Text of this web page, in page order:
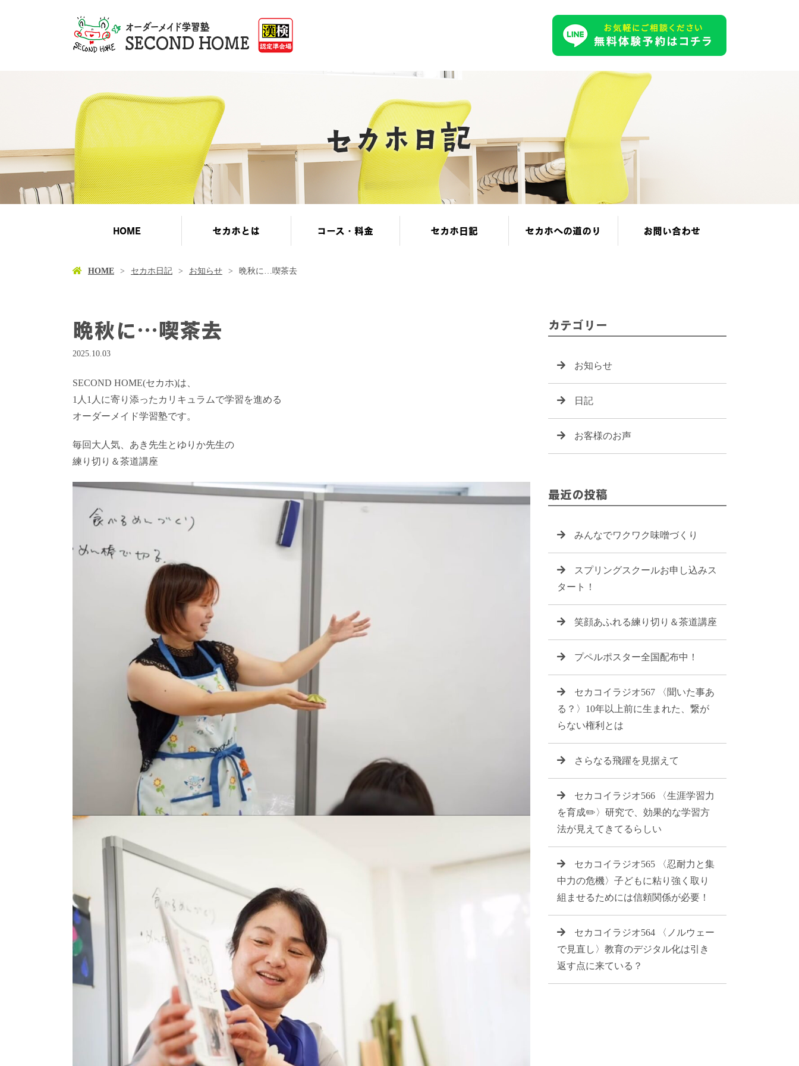
HOME セカホとは コース・料金 セカホ日記 セカホへの道のり お問い合わせ
HOME セカホ日記 お知らせ 晩秋に…喫茶去
晩秋に…喫茶去
2025.10.03
SECOND HOME(セカホ)は、
1人1人に寄り添ったカリキュラムで学習を進める
オーダーメイド学習塾です。
毎回大人気、あき先生とゆりか先生の
練り切り＆茶道講座
カテゴリー
お知らせ
日記
お客様のお声
最近の投稿
みんなでワクワク味噌づくり
スプリングスクールお申し込みス
タート！
笑顔あふれる練り切り＆茶道講座
プペルポスター全国配布中！
セカコイラジオ567 〈聞いた事あ
る？〉10年以上前に生まれた、繋が
らない権利とは
さらなる飛躍を見据えて
セカコイラジオ566 〈生涯学習力
を育成✏️〉研究で、効果的な学習方
法が見えてきてるらしい
セカコイラジオ565 〈忍耐力と集
中力の危機〉子どもに粘り強く取り
組ませるためには信頼関係が必要！
セカコイラジオ564 〈ノルウェー
で見直し〉教育のデジタル化は引き
返す点に来ている？